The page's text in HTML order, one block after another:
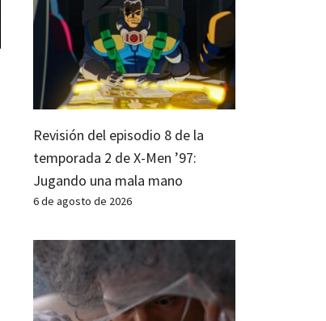
Revisión del episodio 8 de la
temporada 2 de X-Men ’97:
Jugando una mala mano
6 de agosto de 2026